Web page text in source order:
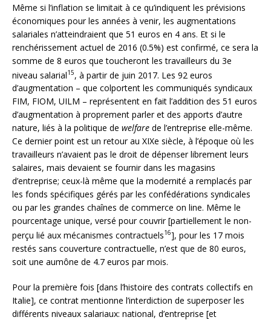
Même si l’inflation se limitait à ce qu’indiquent les prévisions
économiques pour les années à venir, les augmentations
salariales n’atteindraient que 51 euros en 4 ans. Et si le
renchérissement actuel de 2016 (0.5%) est confirmé, ce sera la
somme de 8 euros que toucheront les travailleurs du 3e
niveau salarial15, à partir de juin 2017. Les 92 euros
d’augmentation – que colportent les communiqués syndicaux
FIM, FIOM, UILM – représentent en fait l’addition des 51 euros
d’augmentation à proprement parler et des apports d’autre
nature, liés à la politique de welfare de l’entreprise elle-même.
Ce dernier point est un retour au XIXe siècle, à l’époque où les
travailleurs n’avaient pas le droit de dépenser librement leurs
salaires, mais devaient se fournir dans les magasins
d’entreprise; ceux-là même que la modernité a remplacés par
les fonds spécifiques gérés par les confédérations syndicales
ou par les grandes chaînes de commerce on line. Même le
pourcentage unique, versé pour couvrir [partiellement le non-
perçu lié aux mécanismes contractuels16], pour les 17 mois
restés sans couverture contractuelle, n’est que de 80 euros,
soit une aumône de 4.7 euros par mois.
Pour la première fois [dans l’histoire des contrats collectifs en
Italie], ce contrat mentionne l’interdiction de superposer les
différents niveaux salariaux: national, d’entreprise [et